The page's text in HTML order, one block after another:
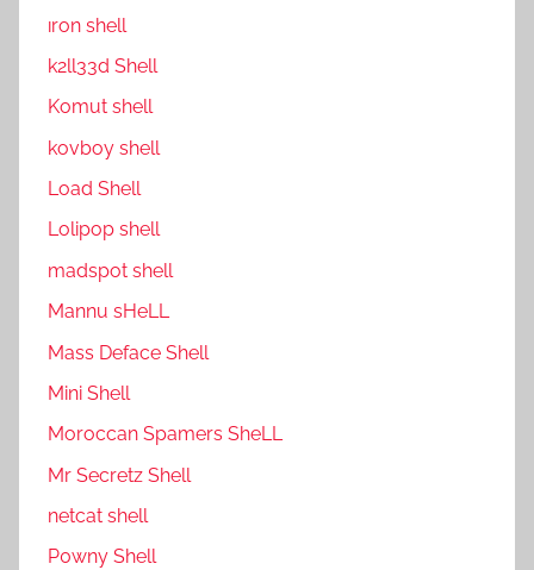
ıron shell
k2ll33d Shell
Komut shell
kovboy shell
Load Shell
Lolipop shell
madspot shell
Mannu sHeLL
Mass Deface Shell
Mini Shell
Moroccan Spamers SheLL
Mr Secretz Shell
netcat shell
P0wny Shell